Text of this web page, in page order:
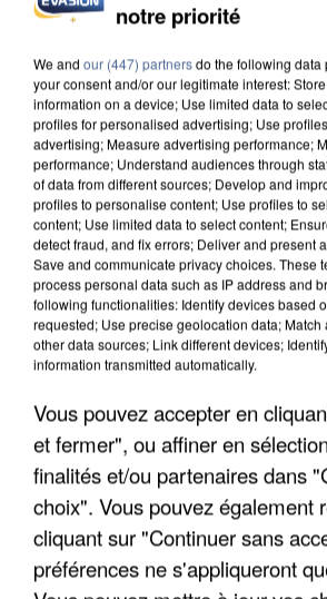
DE SOLIDARITÉ AVEC LES...
APRÈS TOUTES CES
DE FAUNE SAUVAGE SONT...
notre priorité
We and our (447) partnersdo the following data
your consent and/or our legitimate interest:
information on a device; Use limited data to
profiles for personalised advertising; Use
advertising; Measure advertising performance;
performance; Understand audiences through
of data from different sources; Develop and
profiles to personalise content; Use profiles to
content; Use limited data to select content;
detect fraud, and fix errors; Deliver and present
Save and communicate privacy choices. These
process personal data such as IP address and
following functionalities: Identify devices based
requested; Use precise geolocation data;
other data sources; Link different devices;
information transmitted automatically.
Vous pouvez accepter en
et fermer", ou affiner en
finalités et/ou partenaires dans
choix". Vous pouvez également
cliquant sur "Continuer sans
préférences ne s'appliqueront